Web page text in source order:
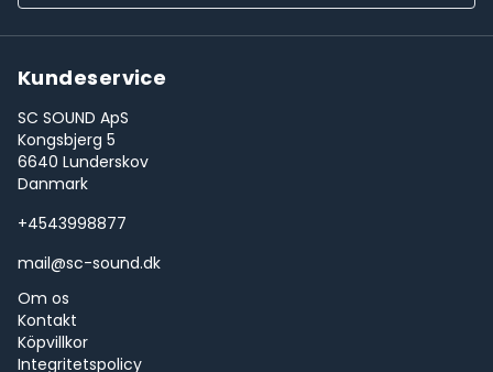
Kundeservice
SC SOUND ApS
Kongsbjerg 5
6640 Lunderskov
Danmark
+4543998877
mail@sc-sound.dk
Om os
Kontakt
Köpvillkor
Integritetspolicy